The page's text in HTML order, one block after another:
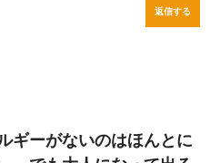
返信する
ギーがないのはほんとに